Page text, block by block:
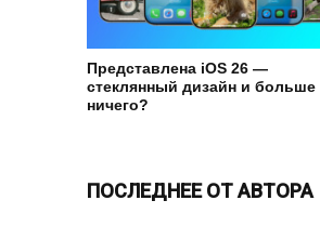
Представлена iOS 26 —
стеклянный дизайн и больше
ничего?
ПОСЛЕДНЕЕ ОТ АВТОРА